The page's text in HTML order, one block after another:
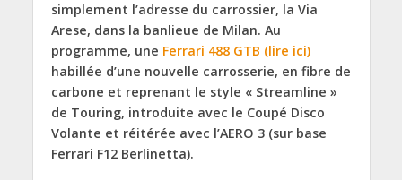
simplement l’adresse du carrossier, la Via
Arese, dans la banlieue de Milan. Au
programme, une Ferrari 488 GTB (lire ici)
habillée d’une nouvelle carrosserie, en fibre de
carbone et reprenant le style « Streamline »
de Touring, introduite avec le Coupé Disco
Volante et réitérée avec l’AERO 3 (sur base
Ferrari F12 Berlinetta).